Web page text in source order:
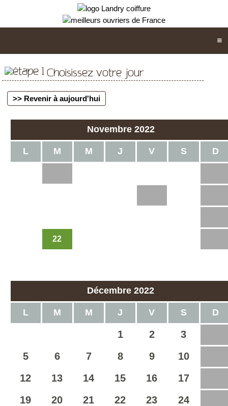
Choisissez votre jour
>> Revenir à aujourd'hui
Novembre 2022
L M M J V S D
22
Décembre 2022
L M M J V S D
1 2 3
5 6 7 8 9 10
12 13 14 15 16 17
19 20 21 22 23 24